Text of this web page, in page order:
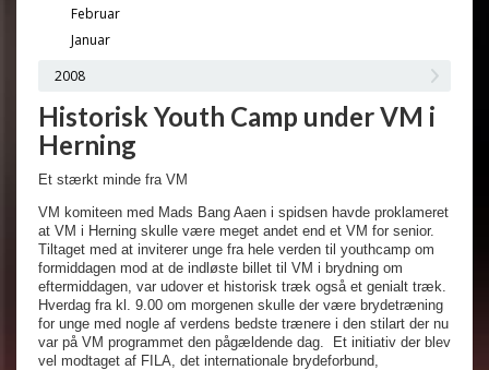
Februar
Januar
2008
Historisk Youth Camp under VM i
Herning
Et stærkt minde fra VM
VM komiteen med Mads Bang Aaen i spidsen havde proklameret
at VM i Herning skulle være meget andet end et VM for senior.
Tiltaget med at inviterer unge fra hele verden til youthcamp om
formiddagen mod at de indløste billet til VM i brydning om
eftermiddagen, var udover et historisk træk også et genialt træk.
Hverdag fra kl. 9.00 om morgenen skulle der være brydetræning
for unge med nogle af verdens bedste trænere i den stilart der nu
var på VM programmet den pågældende dag.
Et initiativ der blev
vel modtaget af FILA, det internationale brydeforbund,